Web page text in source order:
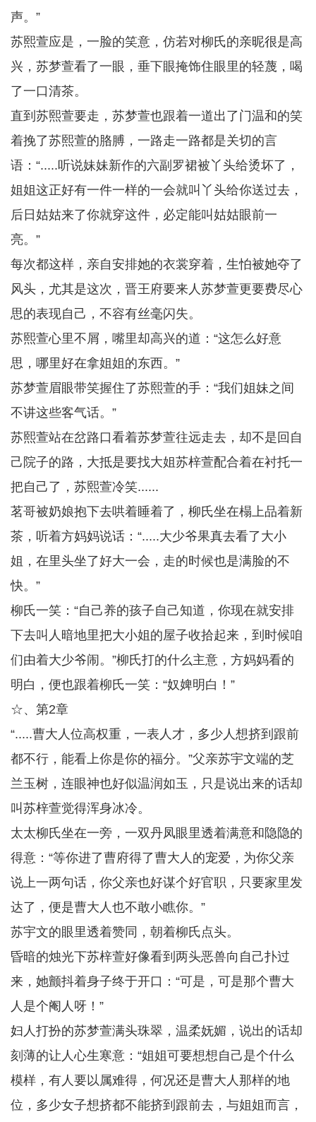
声。”
苏熙萱应是，一脸的笑意，仿若对柳氏的亲昵很是高
兴，苏梦萱看了一眼，垂下眼掩饰住眼里的轻蔑，喝
了一口清茶。
直到苏熙萱要走，苏梦萱也跟着一道出了门温和的笑
着挽了苏熙萱的胳膊，一路走一路都是关切的言
语：“.....听说妹妹新作的六副罗裙被丫头给烫坏了，
姐姐这正好有一件一样的一会就叫丫头给你送过去，
后日姑姑来了你就穿这件，必定能叫姑姑眼前一
亮。”
每次都这样，亲自安排她的衣裳穿着，生怕被她夺了
风头，尤其是这次，晋王府要来人苏梦萱更要费尽心
思的表现自己，不容有丝毫闪失。
苏熙萱心里不屑，嘴里却高兴的道：“这怎么好意
思，哪里好在拿姐姐的东西。”
苏梦萱眉眼带笑握住了苏熙萱的手：“我们姐妹之间
不讲这些客气话。”
苏熙萱站在岔路口看着苏梦萱往远走去，却不是回自
己院子的路，大抵是要找大姐苏梓萱配合着在衬托一
把自己了，苏熙萱冷笑......
茗哥被奶娘抱下去哄着睡着了，柳氏坐在榻上品着新
茶，听着方妈妈说话：“.....大少爷果真去看了大小
姐，在里头坐了好大一会，走的时候也是满脸的不
快。”
柳氏一笑：“自己养的孩子自己知道，你现在就安排
下去叫人暗地里把大小姐的屋子收拾起来，到时候咱
们由着大少爷闹。”柳氏打的什么主意，方妈妈看的
明白，便也跟着柳氏一笑：“奴婢明白！”
☆、第2章
“.....曹大人位高权重，一表人才，多少人想挤到跟前
都不行，能看上你是你的福分。”父亲苏宇文端的芝
兰玉树，连眼神也好似温润如玉，只是说出来的话却
叫苏梓萱觉得浑身冰冷。
太太柳氏坐在一旁，一双丹凤眼里透着满意和隐隐的
得意：“等你进了曹府得了曹大人的宠爱，为你父亲
说上一两句话，你父亲也好谋个好官职，只要家里发
达了，便是曹大人也不敢小瞧你。”
苏宇文的眼里透着赞同，朝着柳氏点头。
昏暗的烛光下苏梓萱好像看到两头恶兽向自己扑过
来，她颤抖着身子终于开口：“可是，可是那个曹大
人是个阉人呀！”
妇人打扮的苏梦萱满头珠翠，温柔妩媚，说出的话却
刻薄的让人心生寒意：“姐姐可要想想自己是个什么
模样，有人要以属难得，何况还是曹大人那样的地
位，多少女子想挤都不能挤到跟前去，与姐姐而言，